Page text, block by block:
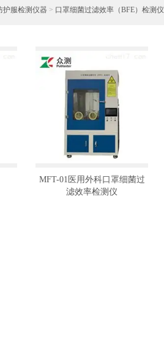
护服检测仪器 > 口罩细菌过滤效率（BFE）检测仪
MFT-01医用外科口罩细菌过
滤效率检测仪